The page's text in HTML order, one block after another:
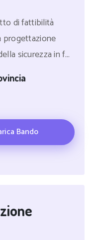
di fattibilità
progettazione
sicurezza in f...
Bando